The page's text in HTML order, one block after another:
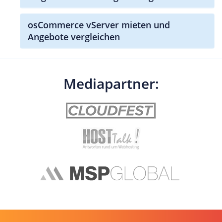
osCommerce vServer mieten und
Angebote vergleichen
Mediapartner: